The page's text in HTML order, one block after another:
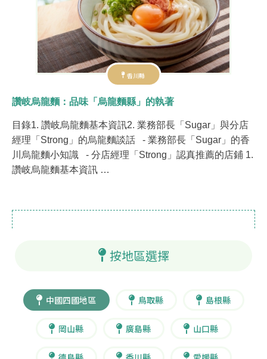
香川縣
讚岐烏龍麵：品味「烏龍麵縣」的執著
目錄1. 讚岐烏龍麵基本資訊2. 業務部長「Sugar」與分店
經理「Strong」的烏龍麵談話 - 業務部長「Sugar」的香
川烏龍麵小知識 - 分店經理「Strong」認真推薦的店鋪 1.
讚岐烏龍麵基本資訊 …
按地區選擇
中國四國地區 鳥取縣 島根縣
岡山縣 廣島縣 山口縣